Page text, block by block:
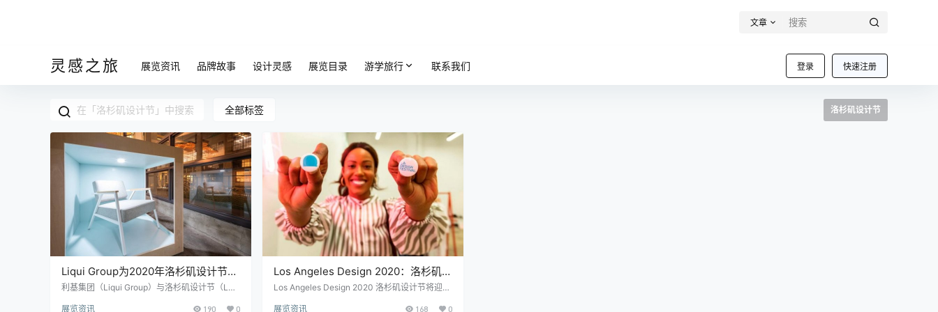
文章
灵感之旅 登录 快速注册
展览资讯 品牌故事 设计灵感 展览目录 游学旅行 联系我们
全部标签 洛杉矶设计节
Liqui Group为2020年洛杉矶设计节设
计Vitrines系列
利基集团（Liqui Group）与洛杉矶设计节（LA
来设计”（Design for the Future）设计了一系列
展览资讯 190 0
Los Angeles Design 2020：洛杉矶设
计节，虚拟周年纪念
Los Angeles Design 2020 洛杉矶设计节将迎来
展览空间。 出于明显原因，必须加入虚拟格式的
展览资讯 168 0